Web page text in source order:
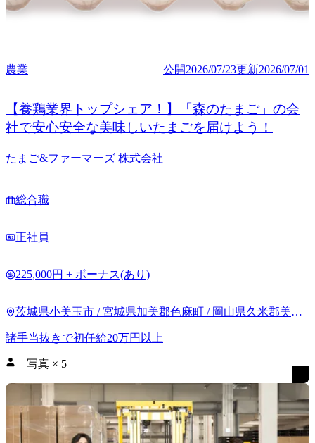
農業 公開2026/07/23更新2026/07/01
【養鶏業界トップシェア！】「森のたまご」の会
社で安心安全な美味しいたまごを届けよう！
たまご&ファーマーズ 株式会社
総合職
正社員
225,000円 + ボーナス(あり)
茨城県小美玉市 / 宮城県加美郡色麻町 / 岡山県久米郡美咲
諸手当抜きで初任給20万円以上
写真 × 5